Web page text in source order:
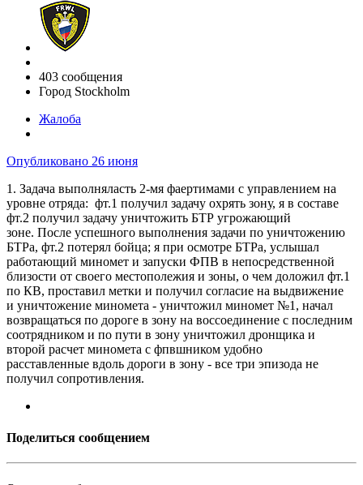
403 сообщения
Город Stockholm
Жалоба
Опубликовано 26 июня
1. Задача выполняласть 2-мя фаертимами с управлением на
уровне отряда: фт.1 получил задачу охрять зону, я в составе
фт.2 получил задачу уничтожить БТР угрожающий
зоне. После успешного выполнения задачи по уничтожению
БТРа, фт.2 потерял бойца; я при осмотре БТРа, услышал
работающий миномет и запуски ФПВ в непосредственной
близости от своего местополежия и зоны, о чем доложил фт.1
по КВ, проставил метки и получил согласие на выдвижение
и уничтожение миномета - уничтожил миномет №1, начал
возвращаться по дороге в зону на воссоединение с последним
соотрядником и по пути в зону уничтожил дронщика и
второй расчет миномета с фпвшником удобно
расставленные вдоль дороги в зону - все три эпизода не
получил сопротивления.
Поделиться сообщением